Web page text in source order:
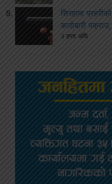
सिरहामा
कारोबारी
२ हप्ता अघि